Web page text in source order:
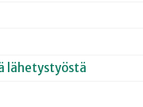
lähetystyöstä